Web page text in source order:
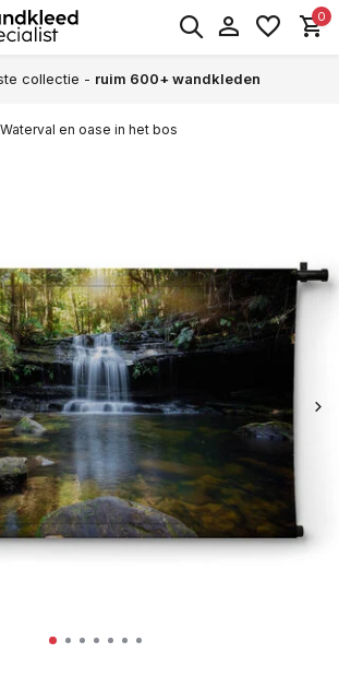
0
collectie - ruim 600+ wandkleden
Waterval en oase in het bos